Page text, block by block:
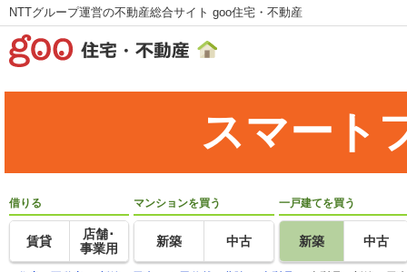
NTTグループ運営の不動産総合サイト goo住宅・不動産
スマート
借りる
賃貸
店舗･
事業用
マンションを買う
新築 中古
一戸建てを買う
新築 中古